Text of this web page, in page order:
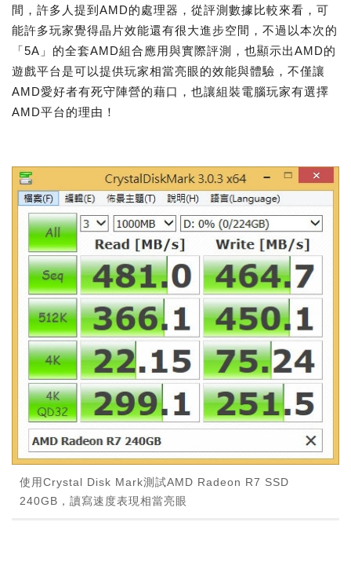
間，許多人提到AMD的處理器，從評測數據比較來看，可
能許多玩家覺得晶片效能還有很大進步空間，不過以本次的
「5A」的全套AMD組合應用與實際評測，也顯示出AMD的
遊戲平台是可以提供玩家相當亮眼的效能與體驗，不僅讓
AMD愛好者有死守陣營的藉口，也讓組裝電腦玩家有選擇
AMD平台的理由！
使用Crystal Disk Mark測試AMD Radeon R7 SSD
240GB，讀寫速度表現相當亮眼